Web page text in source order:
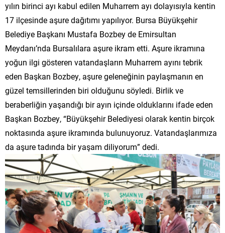
yılın birinci ayı kabul edilen Muharrem ayı dolayısıyla kentin
17 ilçesinde aşure dağıtımı yapılıyor. Bursa Büyükşehir
Belediye Başkanı Mustafa Bozbey de Emirsultan
Meydanı’nda Bursalılara aşure ikram etti. Aşure ikramına
yoğun ilgi gösteren vatandaşların Muharrem ayını tebrik
eden Başkan Bozbey, aşure geleneğinin paylaşmanın en
güzel temsillerinden biri olduğunu söyledi. Birlik ve
beraberliğin yaşandığı bir ayın içinde olduklarını ifade eden
Başkan Bozbey, “Büyükşehir Belediyesi olarak kentin birçok
noktasında aşure ikramında bulunuyoruz. Vatandaşlarımıza
da aşure tadında bir yaşam diliyorum” dedi.